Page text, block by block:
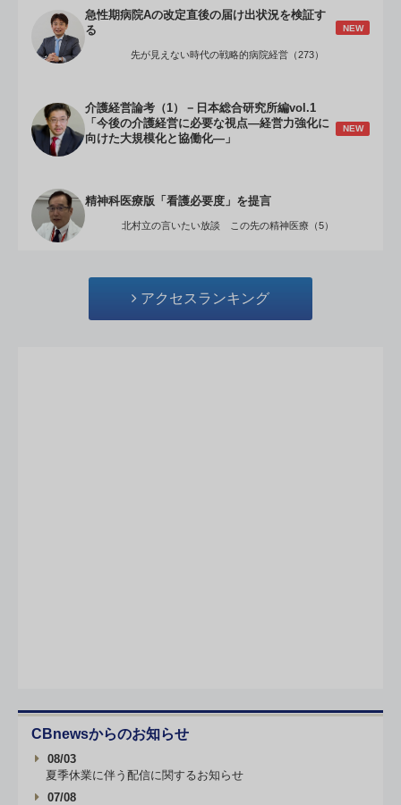
急性期病院Aの改定直後の届け出状況を検証す
る
NEW
先が見えない時代の戦略的病院経営（273）
介護経営論考（1）－日本総合研究所編vol.1
「今後の介護経営に必要な視点―経営力強化に
向けた大規模化と協働化―」
NEW
精神科医療版「看護必要度」を提言
北村立の言いたい放談 この先の精神医療（5）
アクセスランキング
CBnewsからのお知らせ
08/03
夏季休業に伴う配信に関するお知らせ
07/08